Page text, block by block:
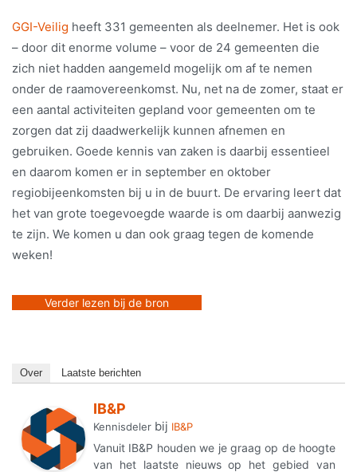
GGI-Veilig heeft 331 gemeenten als deelnemer. Het is ook
– door dit enorme volume – voor de 24 gemeenten die
zich niet hadden aangemeld mogelijk om af te nemen
onder de raamovereenkomst. Nu, net na de zomer, staat er
een aantal activiteiten gepland voor gemeenten om te
zorgen dat zij daadwerkelijk kunnen afnemen en
gebruiken. Goede kennis van zaken is daarbij essentieel
en daarom komen er in september en oktober
regiobijeenkomsten bij u in de buurt. De ervaring leert dat
het van grote toegevoegde waarde is om daarbij aanwezig
te zijn. We komen u dan ook graag tegen de komende
weken!
Verder lezen bij de bron
Over Laatste berichten
IB&P
Kennisdeler bij IB&P
Vanuit IB&P houden we je graag op de hoogte
van het laatste nieuws op het gebied van